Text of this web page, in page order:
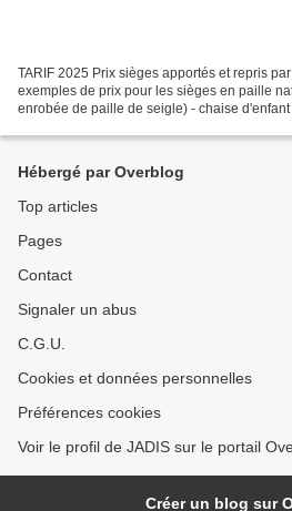
TARIF 2025 Prix sièges apportés et repris
exemples de prix pour les sièges en paille
enrobée de paille de seigle) - chaise d'enfant
Hébergé par Overblog
Top articles
Pages
Contact
Signaler un abus
C.G.U.
Cookies et données personnelles
Préférences cookies
Voir le profil de JADIS sur le portail
Créer un blog sur